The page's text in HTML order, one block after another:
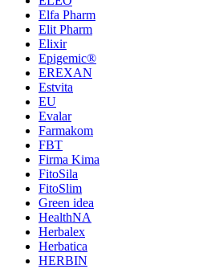
Elfa Pharm
Elit Pharm
Elixir
Epigemic®
EREXAN
Estvita
EU
Evalar
Farmakom
FBT
Firma Kima
FitoSila
FitoSlim
Green idea
HealthNA
Herbalex
Herbatica
HERBIN